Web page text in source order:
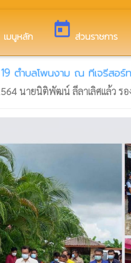
เมนูหลัก today ส่วนราชการ
ตำบลโพนงาม ณ ทีเจรีสอร์ท
นายนิติพัฒน์ ลีลาเลิศแล้ว รอ